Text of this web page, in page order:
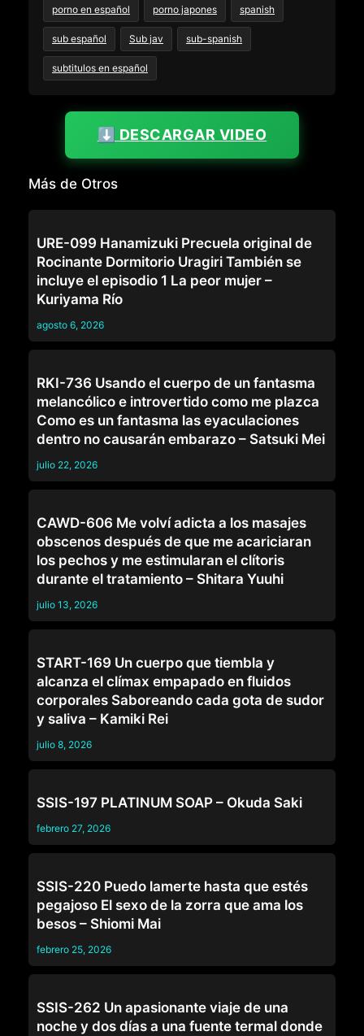
porno en español porno japones spanish
sub español Sub jav sub-spanish
subtitulos en español
⬇️ DESCARGAR VIDEO
Más de Otros
URE-099 Hanamizuki Precuela original de
Rocinante Dormitorio Uragiri También se
incluye el episodio 1 La peor mujer –
Kuriyama Río
agosto 6, 2026
RKI-736 Usando el cuerpo de un fantasma
melancólico e introvertido como me plazca
Como es un fantasma las eyaculaciones
dentro no causarán embarazo – Satsuki Mei
julio 22, 2026
CAWD-606 Me volví adicta a los masajes
obscenos después de que me acariciaran
los pechos y me estimularan el clítoris
durante el tratamiento – Shitara Yuuhi
julio 13, 2026
START-169 Un cuerpo que tiembla y
alcanza el clímax empapado en fluidos
corporales Saboreando cada gota de sudor
y saliva – Kamiki Rei
julio 8, 2026
SSIS-197 PLATINUM SOAP – Okuda Saki
febrero 27, 2026
SSIS-220 Puedo lamerte hasta que estés
pegajoso El sexo de la zorra que ama los
besos – Shiomi Mai
febrero 25, 2026
SSIS-262 Un apasionante viaje de una
noche y dos días a una fuente termal donde